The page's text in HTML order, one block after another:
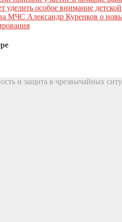
особое внимание детской
МЧС Александр Куренков о
и защита в чрезвычайных